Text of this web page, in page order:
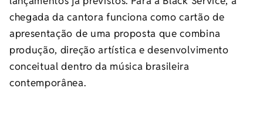
chegada da cantora funciona como cartão de
apresentação de uma proposta que combina
produção, direção artística e desenvolvimento
conceitual dentro da música brasileira
contemporânea.